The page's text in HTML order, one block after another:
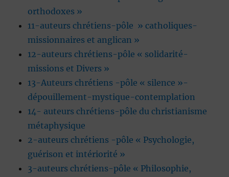
orthodoxes »
11-auteurs chrétiens-pôle » catholiques-
missionnaires et anglican »
12-auteurs chrétiens-pôle « solidarité-
missions et Divers »
13-Auteurs chrétiens -pôle « silence »-
dépouillement-mystique-contemplation
14- auteurs chrétiens-pôle du christianisme
métaphysique
2-auteurs chrétiens -pôle « Psychologie,
guérison et intériorité »
3-auteurs chrétiens-pôle « Philosophie,